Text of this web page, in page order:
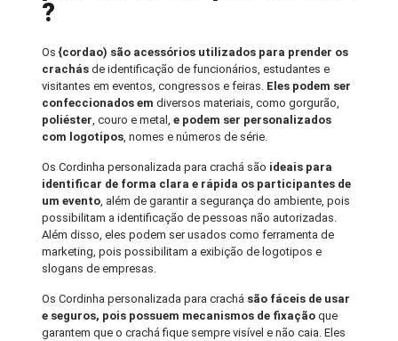
?
Os {cordao) são acessórios utilizados para prender os
crachás de identificação de funcionários, estudantes e
visitantes em eventos, congressos e feiras. Eles podem ser
confeccionados emdiversos materiais, como gorgurão,
poliéster, couro e metal,e podem ser personalizados
com logotipos, nomes e números de série.
Os Cordinha personalizada para crachá são ideais para
identificar de forma clara e rápida os participantes de
um evento, além de garantir a segurança do ambiente, pois
possibilitam a identificação de pessoas não autorizadas.
Além disso, eles podem ser usados como ferramenta de
marketing, pois possibilitam a exibição de logotipos e
slogans de empresas.
Os Cordinha personalizada para crachá são fáceis de usar
e seguros, pois possuem mecanismos de fixação que
garantem que o crachá fique sempre visível e não caia. Eles